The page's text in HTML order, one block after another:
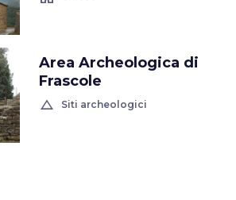
Area Archeologica di
Frascole
change_history Siti archeologici